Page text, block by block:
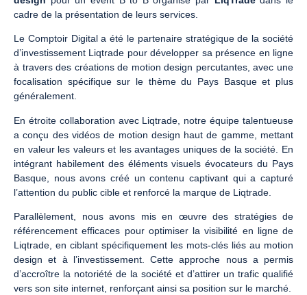
cadre de la présentation de leurs services.
Le Comptoir Digital a été le partenaire stratégique de la société
d’investissement Liqtrade pour développer sa présence en ligne
à travers des créations de motion design percutantes, avec une
focalisation spécifique sur le thème du Pays Basque et plus
généralement.
En étroite collaboration avec Liqtrade, notre équipe talentueuse
a conçu des vidéos de motion design haut de gamme, mettant
en valeur les valeurs et les avantages uniques de la société. En
intégrant habilement des éléments visuels évocateurs du Pays
Basque, nous avons créé un contenu captivant qui a capturé
l’attention du public cible et renforcé la marque de Liqtrade.
Parallèlement, nous avons mis en œuvre des stratégies de
référencement efficaces pour optimiser la visibilité en ligne de
Liqtrade, en ciblant spécifiquement les mots-clés liés au motion
design et à l’investissement. Cette approche nous a permis
d’accroître la notoriété de la société et d’attirer un trafic qualifié
vers son site internet, renforçant ainsi sa position sur le marché.